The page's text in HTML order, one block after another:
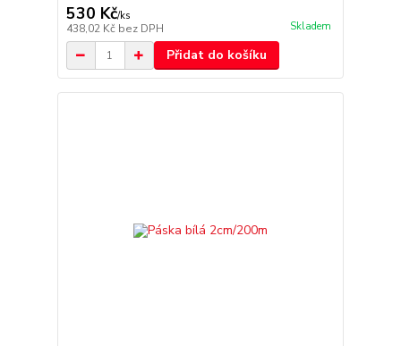
530 Kč/ks
438,02 Kč bez DPH Skladem
Přidat do košíku